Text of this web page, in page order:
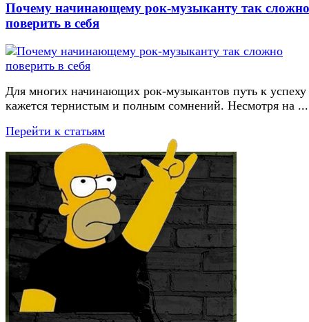
Почему начинающему рок-музыканту так сложно
поверить в себя
Для многих начинающих рок-музыкантов путь к успеху
кажется тернистым и полным сомнений. Несмотря на ...
Перейти к статьям